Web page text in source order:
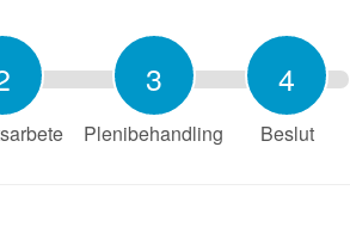
3
Plenibehandling
4
Beslut